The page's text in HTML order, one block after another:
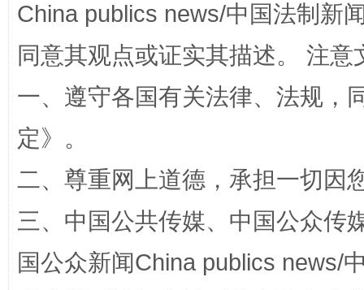
China publics news/中国法制新
同意其观点或证实其描述。 注
一、遵守各国有关法律、法规，
定》。
二、尊重网上道德，承担一切因
三、中国公共传媒、中国公众传
国公众新闻China publics news/